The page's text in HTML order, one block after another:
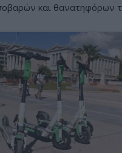
και θανατηφόρων